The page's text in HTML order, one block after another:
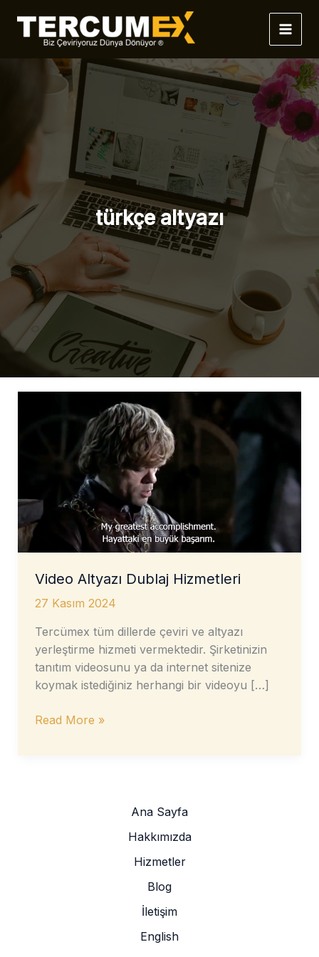
atla
türkçe altyazı
Video Altyazı Dublaj Hizmetleri
27 Kasım 2024
Tercümex tüm dillerde çeviri ve altyazı
yerleştirme hizmeti vermektedir. Şirketinizin
tanıtım videosunu ya da internet sitenize
koymak istediğiniz herhangi bir videoyu […]
Video
Read More »
Ana Sayfa
Hakkımızda
Hizmetler
Blog
İletişim
English